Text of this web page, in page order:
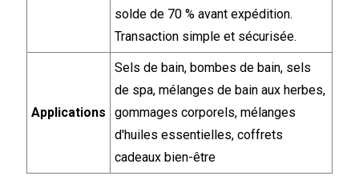
solde de 70 % avant expédition.
Transaction simple et sécurisée.
Applications
Sels de bain, bombes de bain, sels
de spa, mélanges de bain aux herbes,
gommages corporels, mélanges
d'huiles essentielles, coffrets
cadeaux bien-être